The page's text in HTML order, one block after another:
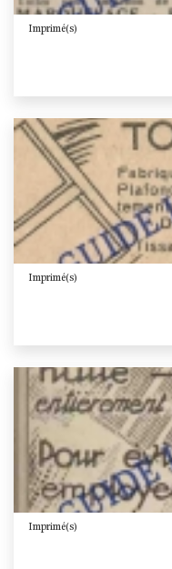
Imprimé(s)
Imprimé(s)
Imprimé(s)